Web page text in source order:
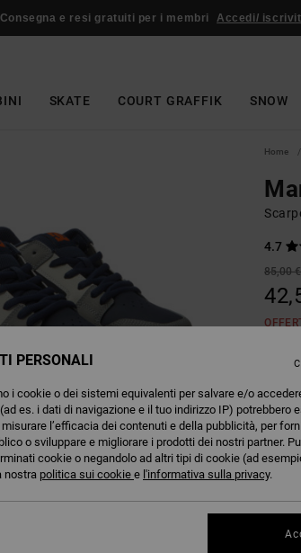
Consegna e resi gratuiti per i membri Accedi/
SKATE COURT GRAFFIK SNOW
Home
4.7
85,00 €
PERSONALI
i cookie o dei sistemi equivalenti per salvare e/o
es. i dati di navigazione e il tuo indirizzo IP) potrebbero
l’efficacia dei contenuti e della pubblicità, per
o sviluppare e migliorare i prodotti dei nostri partner.
cookie o negandolo ad altri tipi di cookie (ad
nostra politica sui cookie e l'informativa sulla privacy.